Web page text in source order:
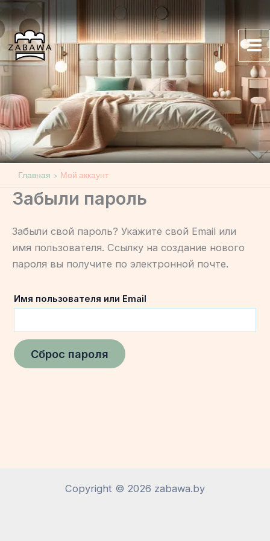
Перейти
к
содержимому
Главная Мой аккаунт
Забыли пароль
Забыли свой пароль? Укажите свой Email или
имя пользователя. Ссылку на создание нового
пароля вы получите по электронной почте.
Имя пользователя или Email
Сброс пароля
Copyright © 2026 zabawa.by